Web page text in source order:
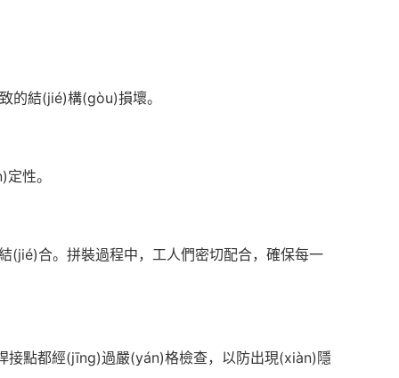
的結(jié)構(gòu)損壞。
性。
(jié)合。拼裝過程中，工人們密切配合，確保每一
接點都經(jīng)過嚴(yán)格檢查，以防出現(xiàn)隱